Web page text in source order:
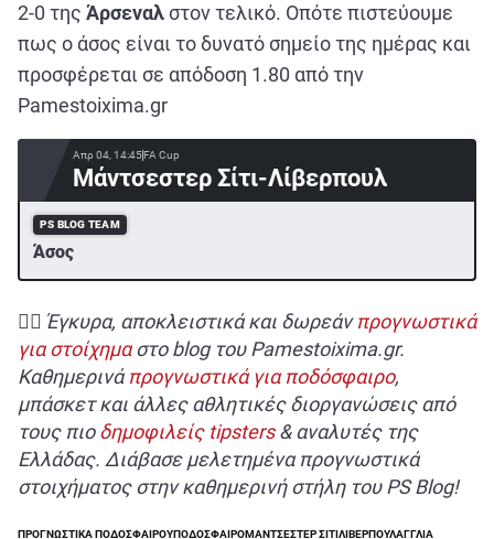
2-0 της Άρσεναλστον τελικό. Οπότε πιστεύουμε
πως ο άσος είναι το δυνατό σημείο της ημέρας και
προσφέρεται σε απόδοση 1.80 από την
Pamestoixima.gr
Απρ 04, 14:45FA Cup
Μάντσεστερ Σίτι-Λίβερπουλ
PS BLOG TEAM
Άσος
✍🏻 Έγκυρα, αποκλειστικά και δωρεάνπρογνωστικά
για στοίχημαστο blog του Pamestoixima.gr.
Καθημερινά προγνωστικά για ποδόσφαιρο,
μπάσκετ και άλλες αθλητικές διοργανώσεις από
τους πιοδημοφιλείς tipsters& αναλυτές της
Ελλάδας. Διάβασε μελετημένα προγνωστικά
στοιχήματος στην καθημερινή στήλη του PS Blog!
ΠΡΟΓΝΩΣΤΙΚΑ ΠΟΔΟΣΦΑΙΡΟΥΠΟΔΟΣΦΑΙΡΟΜΑΝΤΣΕΣΤΕΡ ΣΙΤΙΛΙΒΕΡΠΟΥΛΑΓΓΛΙΑ